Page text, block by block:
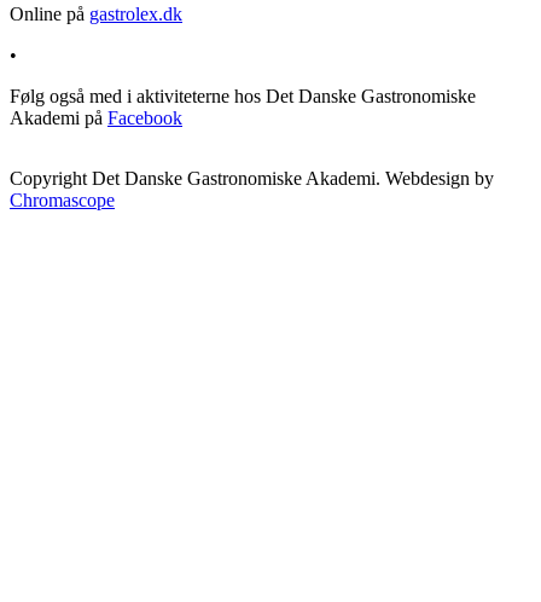
Online på gastrolex.dk
•
Følg også med i aktiviteterne hos Det Danske Gastronomiske
Akademi på Facebook
Copyright Det Danske Gastronomiske Akademi. Webdesign by
Chromascope